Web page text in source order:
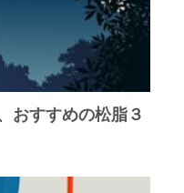
おすすめの松脂３